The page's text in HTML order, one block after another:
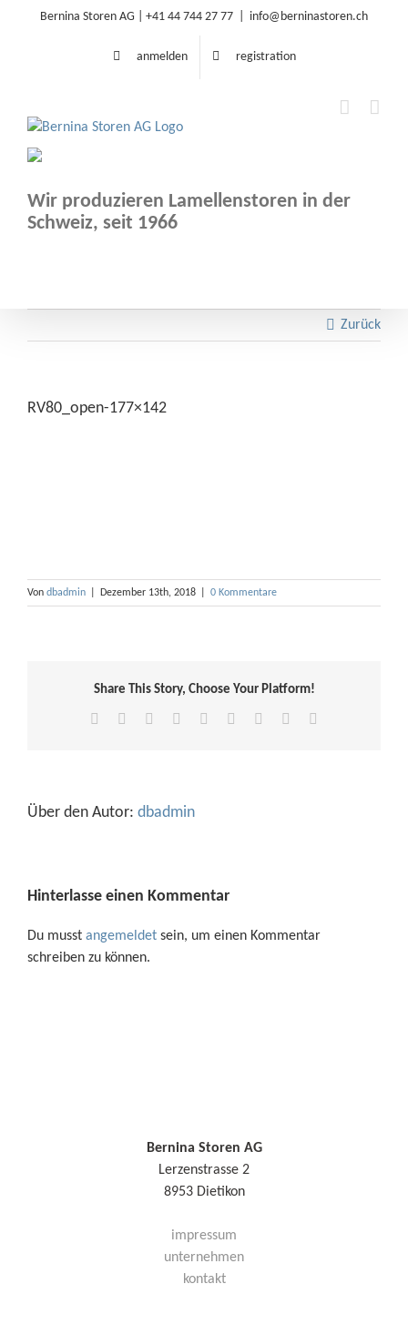
Bernina Storen AG | +41 44 744 27 77 info@berninastoren.ch
anmelden registration
Wir produzieren Lamellenstoren in der
Schweiz, seit 1966
Zurück
RV80_open-177×142
Von dbadmin Dezember 13th, 2018 0 Kommentare
Share This Story, Choose Your Platform!
Facebook Reddit LinkedInWhatsApp
TumblrPinterest
Über den Autor: dbadmin
Hinterlasse einen Kommentar
Du musst angemeldet sein, um einen Kommentar
schreiben zu können.
Bernina Storen AG
Lerzenstrasse 2
8953 Dietikon
impressum
unternehmen
kontakt